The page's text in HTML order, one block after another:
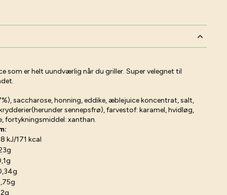
som er helt uundværlig når du griller. Super velegnet til
saccharose, honning, eddike, æblejuice koncentrat, salt,
sennepsfrø), farvestof: karamel, hvidløg,
fortykningsmiddel: xanthan.
kJ/171 kcal